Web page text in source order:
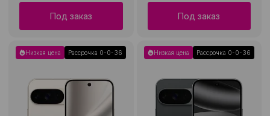
Под заказ Под заказ
Низкая цена Рассрочка 0-0-36 Низкая цена Рассрочка 0-0-36